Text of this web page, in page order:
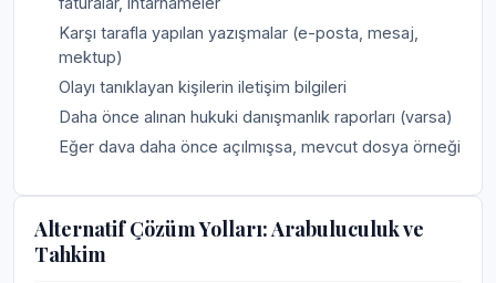
Karşı tarafla yapılan yazışmalar (e-posta, mesaj,
mektup)
Olayı tanıklayan kişilerin iletişim bilgileri
Daha önce alınan hukuki danışmanlık raporları (varsa)
Eğer dava daha önce açılmışsa, mevcut dosya örneği
Alternatif Çözüm Yolları: Arabuluculuk ve
Tahkim